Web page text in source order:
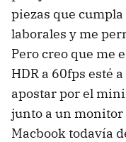
piezas que
laborales y me
Pero creo que me
HDR a 60fps esté
apostar por el
junto a un monitor
Macbook todavía